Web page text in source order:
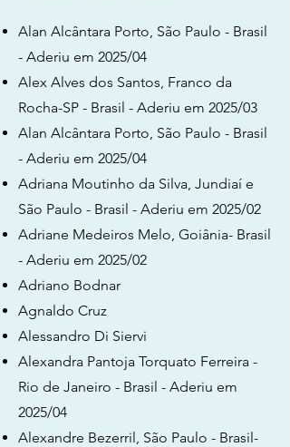
​​​​​​​​​​​Alan Alcântara Porto, São Paulo - Brasil
- Aderiu em 2025/04
​​​Alex Alves dos Santos, Franco da
Rocha-SP - Brasil - Aderiu em 2025/03
​Alan Alcântara Porto, São Paulo - Brasil
- Aderiu em 2025/04
Adriana Moutinho da Silva, Jundiaí e
São Paulo - Brasil - Aderiu em 2025/02
Adriane Medeiros Melo, Goiânia- Brasil
- Aderiu em 2025/02
Adriano Bodnar
Agnaldo Cruz
Alessandro Di Siervi
Alexandra Pantoja Torquato Ferreira -
Rio de Janeiro - Brasil - Aderiu em
2025/04
Alexandre Bezerril, São Paulo - Brasil-